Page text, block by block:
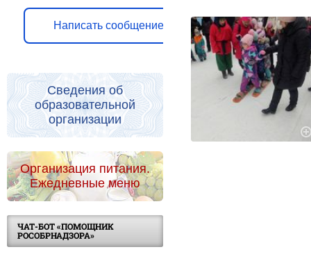
Написать сообщение
Сведения об
образовательной
организации
Организация питания.
Ежедневные меню
ЧАТ-БОТ «ПОМОЩНИК
РОСОБРНАДЗОРА»